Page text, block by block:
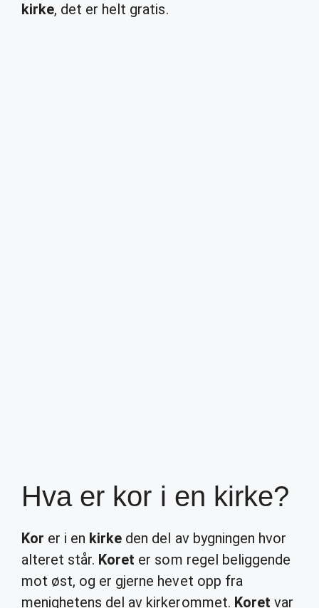
kirke, det er helt gratis.
Hva er kor i en kirke?
Kor er i en kirke den del av bygningen hvor
alteret står. Koret er som regel beliggende
mot øst, og er gjerne hevet opp fra
menighetens del av kirkerommet. Koret var